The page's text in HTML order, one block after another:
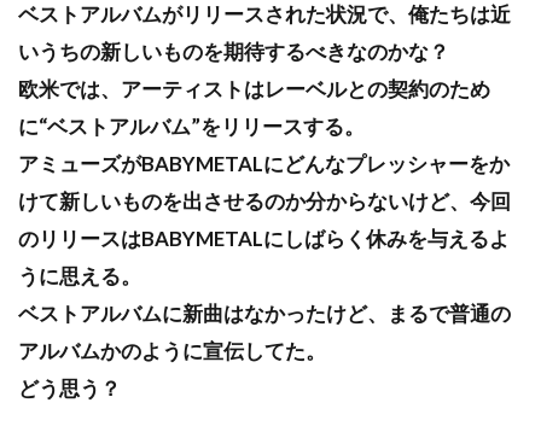
ベストアルバムがリリースされた状況で、俺たちは近
いうちの新しいものを期待するべきなのかな？
欧米では、アーティストはレーベルとの契約のため
に“ベストアルバム”をリリースする。
アミューズがBABYMETALにどんなプレッシャーをか
けて新しいものを出させるのか分からないけど、今回
のリリースはBABYMETALにしばらく休みを与えるよ
うに思える。
ベストアルバムに新曲はなかったけど、まるで普通の
アルバムかのように宣伝してた。
どう思う？